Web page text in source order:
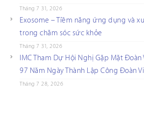
Tháng 7 31, 2026
Exosome – Tiềm năng ứng dụng và
trong chăm sóc sức khỏe
Tháng 7 31, 2026
IMC Tham Dự Hội Nghị Gặp Mặt Đoàn
97 Năm Ngày Thành Lập Công Đoàn
Tháng 7 28, 2026